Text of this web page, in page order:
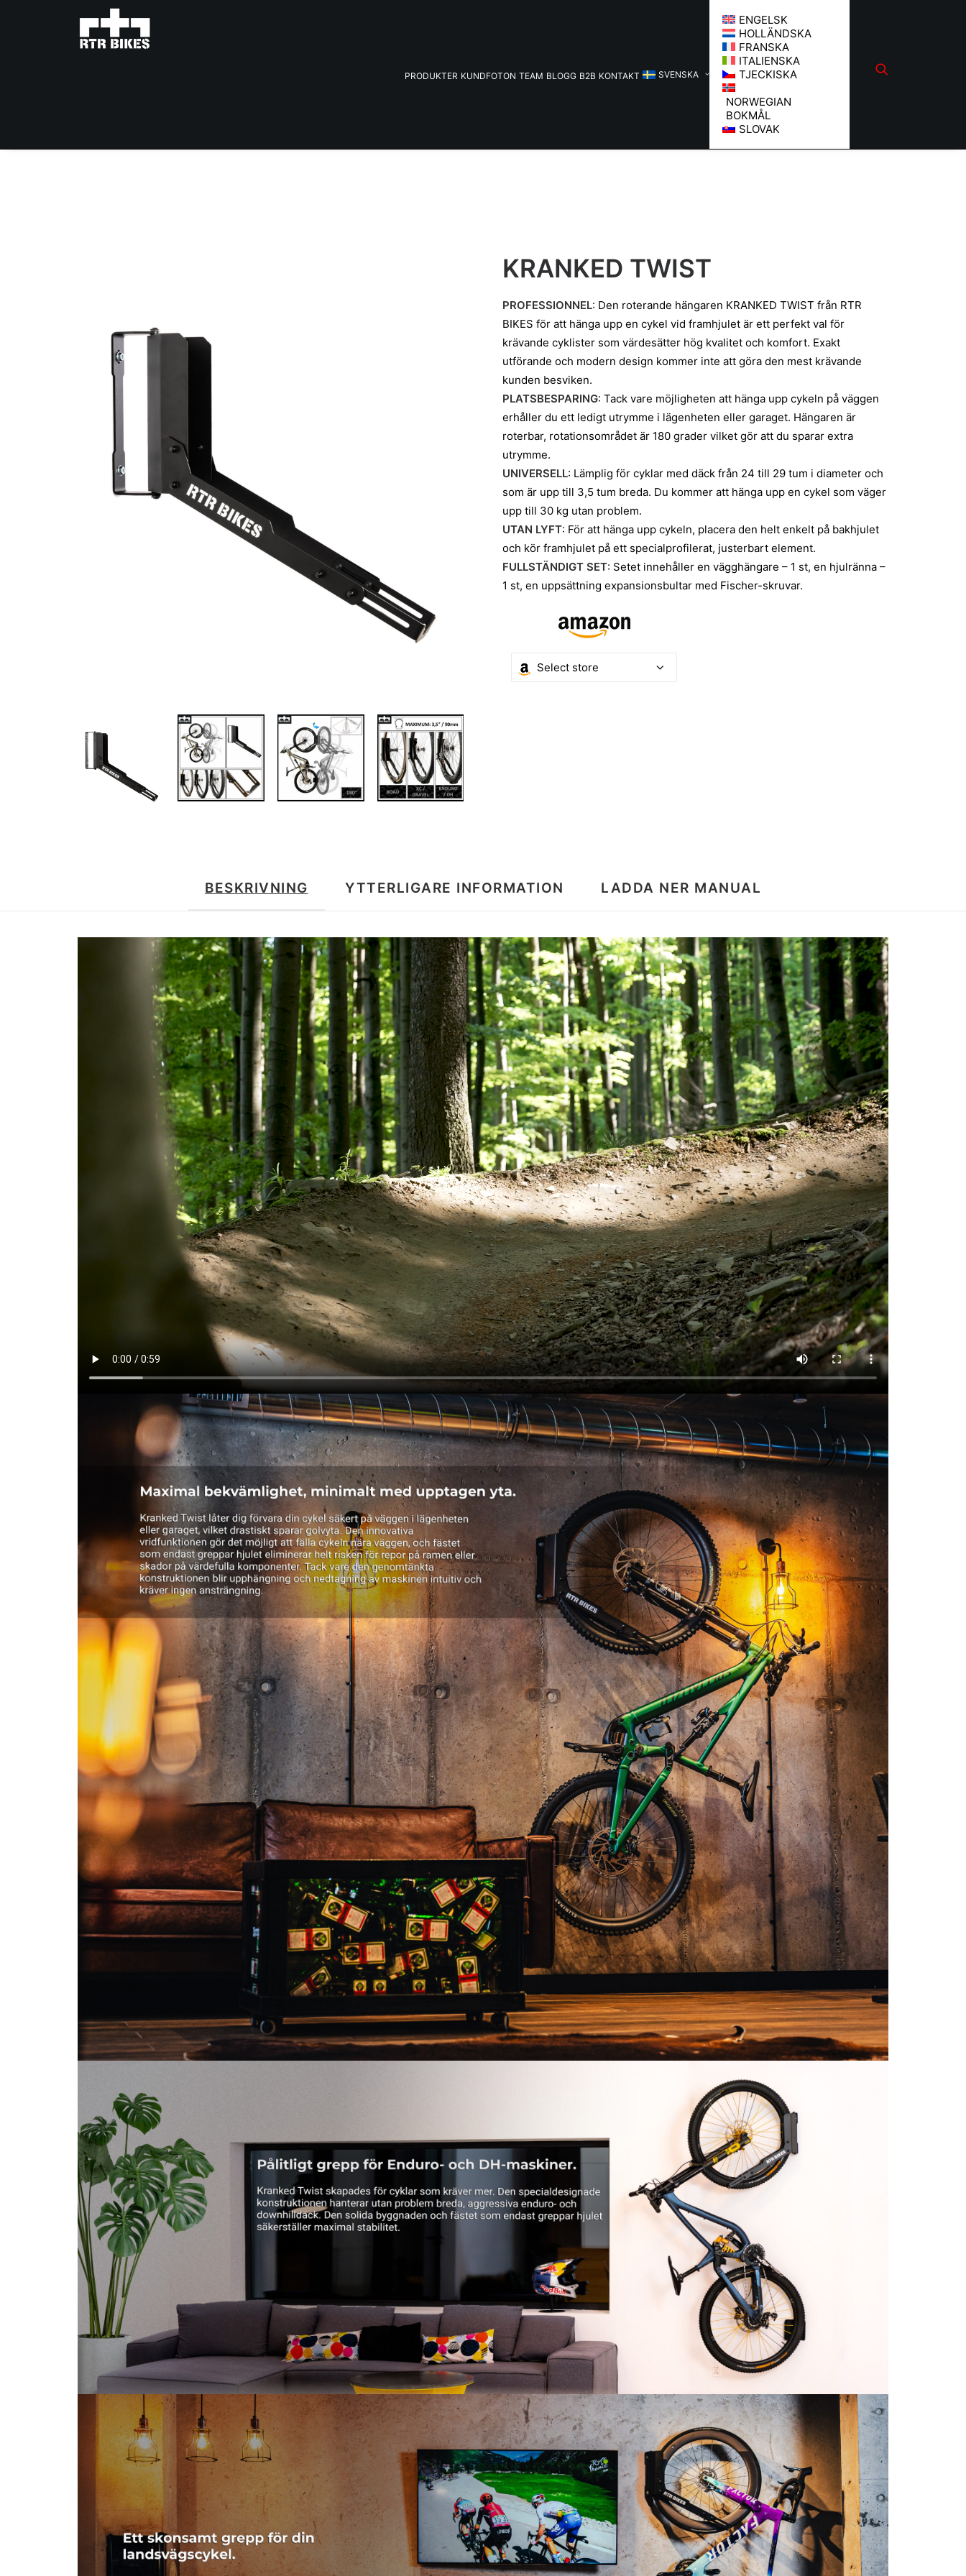
PRODUKTER KUNDFOTON TEAM BLOGG B2B KONTAKT SVENSKA
ENGELSK
HOLLÄNDSKA
FRANSKA
ITALIENSKA
TJECKISKA
NORWEGIAN
BOKMÅL
SLOVAK
KRANKED TWIST
PROFESSIONNEL: Den roterande hängaren KRANKED TWIST från RTR
BIKES för att hänga upp en cykel vid framhjulet är ett perfekt val för
krävande cyklister som värdesätter hög kvalitet och komfort. Exakt
utförande och modern design kommer inte att göra den mest krävande
kunden besviken.
PLATSBESPARING: Tack vare möjligheten att hänga upp cykeln på väggen
erhåller du ett ledigt utrymme i lägenheten eller garaget. Hängaren är
roterbar, rotationsområdet är 180 grader vilket gör att du sparar extra
utrymme.
UNIVERSELL: Lämplig för cyklar med däck från 24 till 29 tum i diameter och
som är upp till 3,5 tum breda. Du kommer att hänga upp en cykel som väger
upp till 30 kg utan problem.
UTAN LYFT: För att hänga upp cykeln, placera den helt enkelt på bakhjulet
och kör framhjulet på ett specialprofilerat, justerbart element.
FULLSTÄNDIGT SET: Setet innehåller en vägghängare – 1 st, en hjulränna –
1 st, en uppsättning expansionsbultar med Fischer-skruvar.
BESKRIVNING YTTERLIGARE INFORMATION LADDA NER MANUAL